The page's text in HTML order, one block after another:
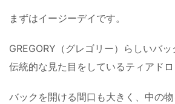
まずはイージーデイです。
GREGORY（グレゴリー）らしいバッ
伝統的な見た目をしているティアドロ
バックを開ける間口も大きく、中の